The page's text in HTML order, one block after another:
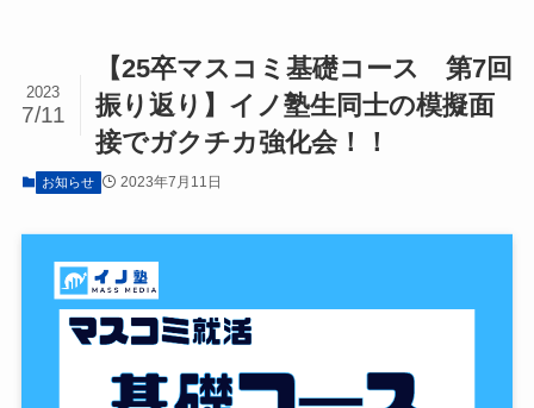
【25卒マスコミ基礎コース 第7回
振り返り】イノ塾生同士の模擬面
接でガクチカ強化会！！
2023
7/11
お知らせ 2023年7月11日